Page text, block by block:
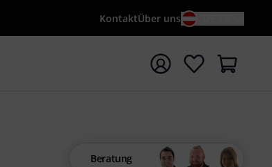
KontaktÜber uns
{searchTerm} starten
Beratung